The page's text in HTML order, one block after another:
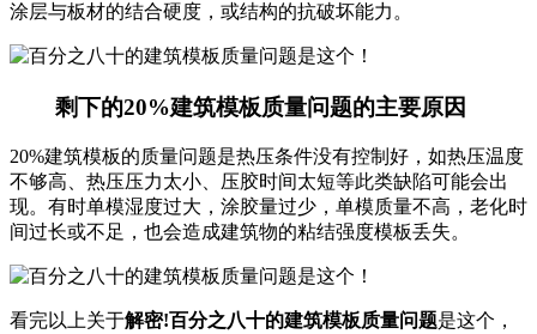
涂层与板材的结合硬度，或结构的抗破坏能力。
剩下的20%建筑模板质量问题的主要原因
20%建筑模板的质量问题是热压条件没有控制好，如热压温度
不够高、热压压力太小、压胶时间太短等此类缺陷可能会出
现。有时单模湿度过大，涂胶量过少，单模质量不高，老化时
间过长或不足，也会造成建筑物的粘结强度模板丢失。
看完以上关于解密!百分之八十的建筑模板质量问题是这个，